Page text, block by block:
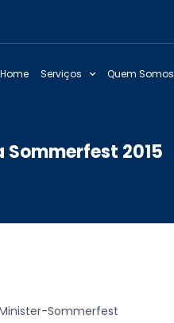
Home Serviços Quem Somos
2015